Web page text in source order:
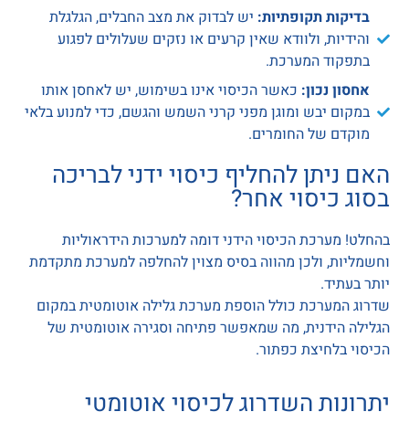
בדיקות תקופתיות: יש לבדוק את מצב החבלים, הגלגלת
והידיות, ולוודא שאין קרעים או נזקים שעלולים לפגוע
בתפקוד המערכת.
אחסון נכון: כאשר הכיסוי אינו בשימוש, יש לאחסן אותו
במקום יבש ומוגן מפני קרני השמש והגשם, כדי למנוע בלאי
מוקדם של החומרים.
האם ניתן להחליף כיסוי ידני לבריכה
בסוג כיסוי אחר?
בהחלט! מערכת הכיסוי הידני דומה למערכות הידראוליות
וחשמליות, ולכן מהווה בסיס מצוין להחלפה למערכת מתקדמת
יותר בעתיד.
שדרוג המערכת כולל הוספת מערכת גלילה אוטומטית במקום
הגלילה הידנית, מה שמאפשר פתיחה וסגירה אוטומטית של
הכיסוי בלחיצת כפתור.
יתרונות השדרוג לכיסוי אוטומטי